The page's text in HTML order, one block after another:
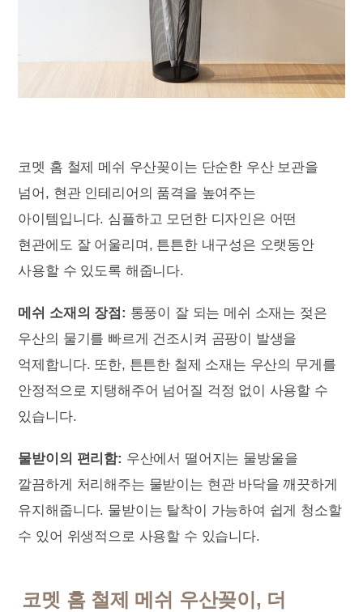
코멧 홈 철제 메쉬 우산꽂이는 단순한 우산 보관을
넘어, 현관 인테리어의 품격을 높여주는
아이템입니다. 심플하고 모던한 디자인은 어떤
현관에도 잘 어울리며, 튼튼한 내구성은 오랫동안
사용할 수 있도록 해줍니다.
메쉬 소재의 장점: 통풍이 잘 되는 메쉬 소재는 젖은
우산의 물기를 빠르게 건조시켜 곰팡이 발생을
억제합니다. 또한, 튼튼한 철제 소재는 우산의 무게를
안정적으로 지탱해주어 넘어질 걱정 없이 사용할 수
있습니다.
물받이의 편리함: 우산에서 떨어지는 물방울을
깔끔하게 처리해주는 물받이는 현관 바닥을 깨끗하게
유지해줍니다. 물받이는 탈착이 가능하여 쉽게 청소할
수 있어 위생적으로 사용할 수 있습니다.
코멧 홈 철제 메쉬 우산꽂이, 더